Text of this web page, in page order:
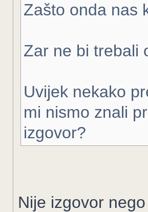
Zašto onda nas
Zar ne bi trebali
Uvijek nekako
mi nismo znali
izgovor?
Nije izgovor